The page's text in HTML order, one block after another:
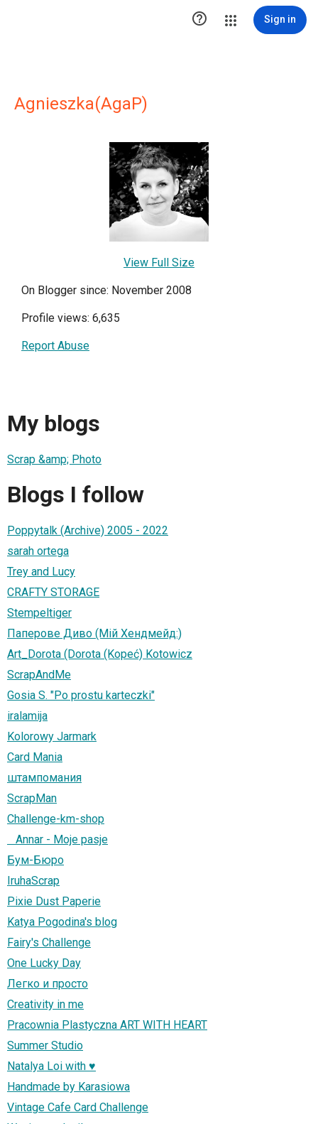
 Sign in
Agnieszka(AgaP)
View Full Size
On Blogger since: November 2008
Profile views: 6,635
Report Abuse
My blogs
Scrap &amp; Photo
Blogs I follow
Poppytalk (Archive) 2005 - 2022
sarah ortega
Trey and Lucy
CRAFTY STORAGE
Stempeltiger
Паперове Диво (Мій Хендмейд:)
Art_Dorota (Dorota (Kopeć) Kotowicz
ScrapAndMe
Gosia S. "Po prostu karteczki"
iralamija
Kolorowy Jarmark
Card Mania
штампомания
ScrapMan
Challenge-km-shop
Annar - Moje pasje
Бум-Бюро
IruhaScrap
Pixie Dust Paperie
Katya Pogodina's blog
Fairy's Challenge
One Lucky Day
Легко и просто
Creativity in me
Pracownia Plastyczna ART WITH HEART
Summer Studio
Natalya Loi with ♥
Handmade by Karasiowa
Vintage Cafe Card Challenge